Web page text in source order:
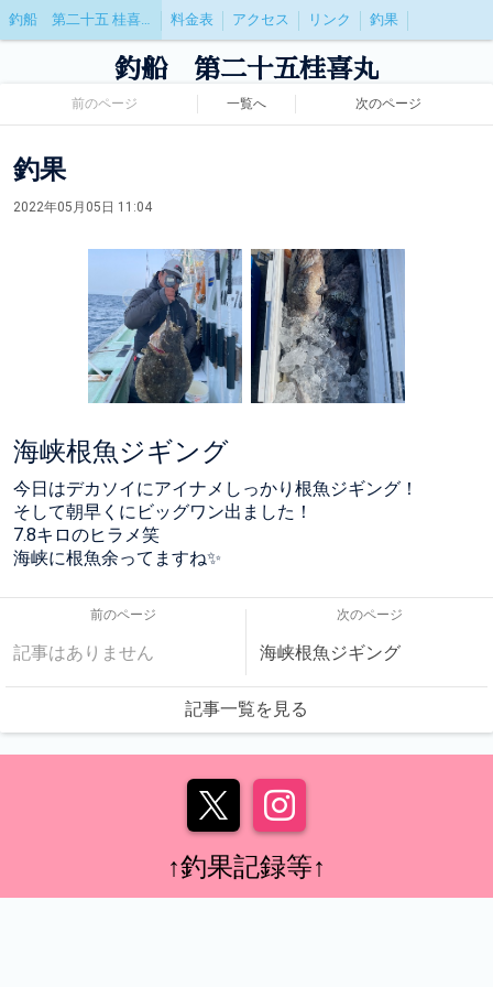
釣船 第二十五 桂喜丸(けいきまる) 料金表 アクセス リンク 釣果
釣船 第二十五桂喜丸
前のページ 一覧へ 次のページ
釣果
2022年05月05日 11:04
海峡根魚ジギング
今日はデカソイにアイナメしっかり根魚ジギング！
そして朝早くにビッグワン出ました！
7.8キロのヒラメ笑
海峡に根魚余ってますね✨
前のページ
記事はありません
次のページ
海峡根魚ジギング
記事一覧を見る
↑釣果記録等↑